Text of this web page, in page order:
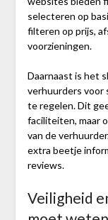
selecteren op
filteren op prijs,
voorzieningen.
Daarnaast is het
verhuurders voor
te regelen. Dit
faciliteiten, maar
van de
extra beetje
reviews.
Veiligheid